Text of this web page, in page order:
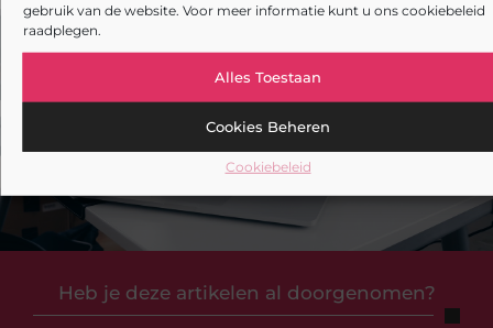
gebruik van de website. Voor meer informatie kunt u ons cookiebeleid
raadplegen.
Alles Toestaan
Cookies Beheren
Cookiebeleid
Heb je deze artikelen al doorgenomen?
VORIGE
Benzineprijs in Tilburg – Hoe Hoge Brandstofkosten Ons Dagelijkse Leven Beïnvloeden
VOLGENDE